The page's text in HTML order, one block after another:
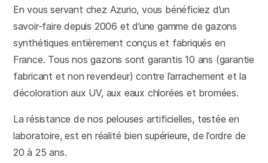
En vous servant chez Azurio, vous bénéficiez d’un
savoir-faire depuis 2006 et d’une gamme de gazons
synthétiques entièrement conçus et fabriqués en
France. Tous nos gazons sont garantis 10 ans (garantie
fabricant et non revendeur) contre l’arrachement et la
décoloration aux UV, aux eaux chlorées et bromées.
La résistance de nos pelouses artificielles, testée en
laboratoire, est en réalité bien supérieure, de l’ordre de
20 à 25 ans.